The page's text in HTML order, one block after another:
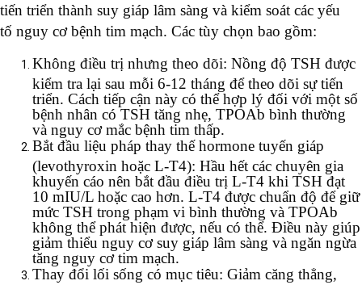
tiến triển thành suy giáp lâm sàng và kiểm soát các yếu
tố nguy cơ bệnh tim mạch. Các tùy chọn bao gồm:
Không điều trị nhưng theo dõi: Nồng độ TSH được
kiểm tra lại sau mỗi 6-12 tháng để theo dõi sự tiến
triển. Cách tiếp cận này có thể hợp lý đối với một số
bệnh nhân có TSH tăng nhẹ, TPOAb bình thường
và nguy cơ mắc bệnh tim thấp.
Bắt đầu liệu pháp thay thế hormone tuyến giáp
(levothyroxin hoặc L-T4): Hầu hết các chuyên gia
khuyến cáo nên bắt đầu điều trị L-T4 khi TSH đạt
10 mIU/L hoặc cao hơn. L-T4 được chuẩn độ để giữ
mức TSH trong phạm vi bình thường và TPOAb
không thể phát hiện được, nếu có thể. Điều này giúp
giảm thiểu nguy cơ suy giáp lâm sàng và ngăn ngừa
tăng nguy cơ tim mạch.
Thay đổi lối sống có mục tiêu: Giảm căng thẳng,